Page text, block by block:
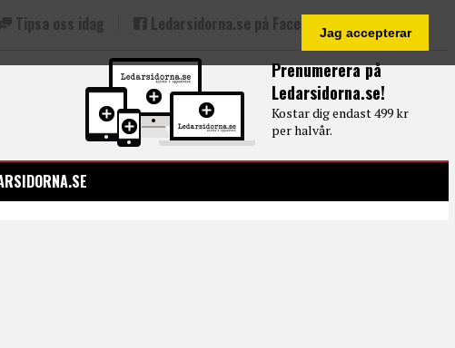
Jag accepterar
Prenumerera på
Ledarsidorna.se!
Kostar dig endast 499 kr
per halvår.
Tipsa oss idag Ledarsidorna.se på Facebook